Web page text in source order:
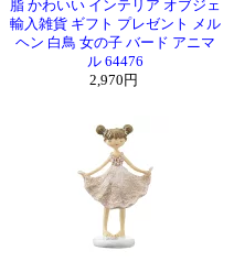
脂 かわいい インテリア オブジェ
輸入雑貨 ギフト プレゼント メル
ヘン 白鳥 女の子 バード アニマ
ル 64476
2,970円